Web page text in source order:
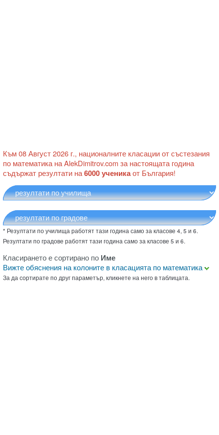
Към 08 Август 2026 г., националните класации от състезания
по математика на AlekDimitrov.com за настоящата година
съдържат резултати на6000 ученикаот България!
* Резултати по училища работят тази година само за класове 4, 5 и 6.
Резултати по градове работят тази година само за класове 5 и 6.
Класирането е сортирано по Име
Вижте обяснения на колоните в класацията по математика
За да сортирате по друг параметър, кликнете на него в таблицата.